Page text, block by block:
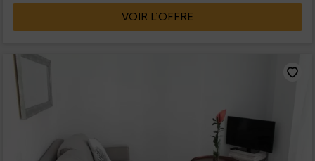
VOIR L’OFFRE